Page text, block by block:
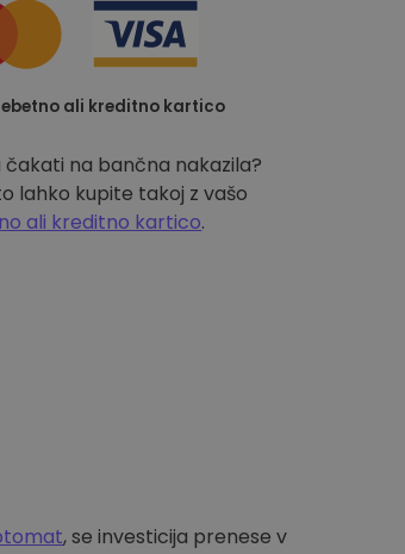
ali kreditno kartico
na bančna nakazila?
lahko kupite takoj z vašo
ali kreditno kartico.
, se investicija prenese v